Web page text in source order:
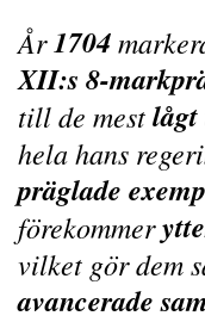
År1704
XII:s 8-
till de mestlågt
hela hans
präglade
förekommer
vilket gör dem
avancerade